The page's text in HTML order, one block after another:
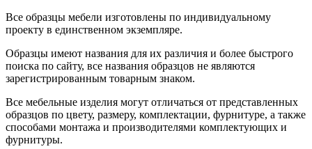
Все образцы мебели изготовлены по индивидуальному
проекту в единственном экземпляре.
Образцы имеют названия для их различия и более быстрого
поиска по сайту, все названия образцов не являются
зарегистрированным товарным знаком.
Все мебельные изделия могут отличаться от представленных
образцов по цвету, размеру, комплектации, фурнитуре, а также
способами монтажа и производителями комплектующих и
фурнитуры.